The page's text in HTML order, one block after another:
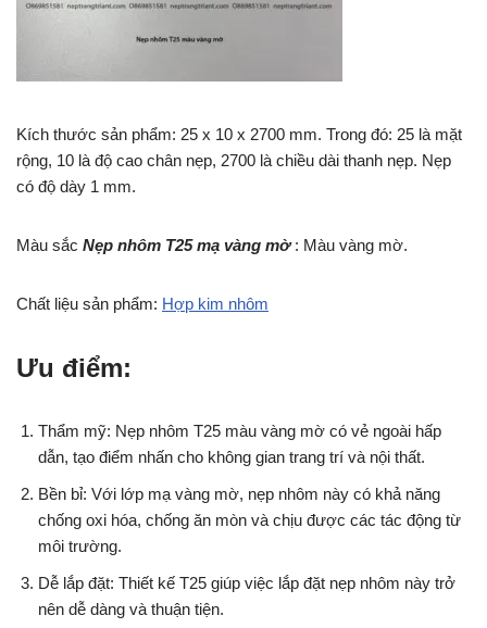
Kích thước sản phẩm: 25 x 10 x 2700 mm. Trong đó: 25 là mặt
rộng, 10 là độ cao chân nẹp, 2700 là chiều dài thanh nẹp. Nẹp
có độ dày 1 mm.
Màu sắc Nẹp nhôm T25 mạ vàng mờ: Màu vàng mờ.
Chất liệu sản phẩm: Hợp kim nhôm
Ưu điểm:
Thẩm mỹ: Nẹp nhôm T25 màu vàng mờ có vẻ ngoài hấp
dẫn, tạo điểm nhấn cho không gian trang trí và nội thất.
Bền bỉ: Với lớp mạ vàng mờ, nẹp nhôm này có khả năng
chống oxi hóa, chống ăn mòn và chịu được các tác động từ
môi trường.
Dễ lắp đặt: Thiết kế T25 giúp việc lắp đặt nẹp nhôm này trở
nên dễ dàng và thuận tiện.